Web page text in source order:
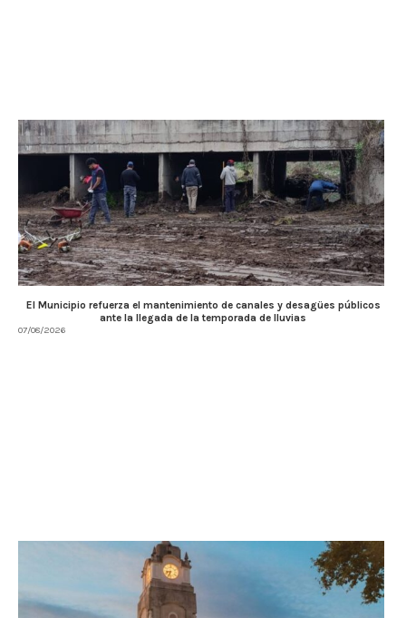
El Municipio refuerza el mantenimiento de canales y desagües públicos
ante la llegada de la temporada de lluvias
07/08/2026